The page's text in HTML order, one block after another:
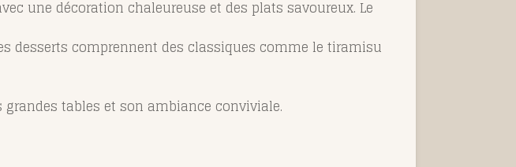
une décoration chaleureuse et des plats savoureux. Le
desserts comprennent des classiques comme le tiramisu
tables et son ambiance conviviale.